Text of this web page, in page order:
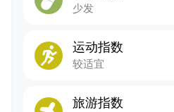
少发
运动指数
较适宜
旅游指数